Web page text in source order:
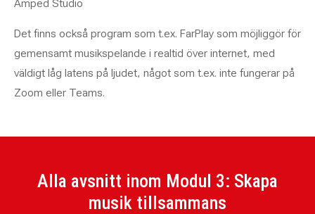
Amped Studio
Det finns också program som t.ex. FarPlay som möjliggör för
gemensamt musikspelande i realtid över internet, med
väldigt låg latens på ljudet, något som t.ex. inte fungerar på
Zoom eller Teams.
Alla avsnitt inom Modul 3: Skapa
musik tillsammans